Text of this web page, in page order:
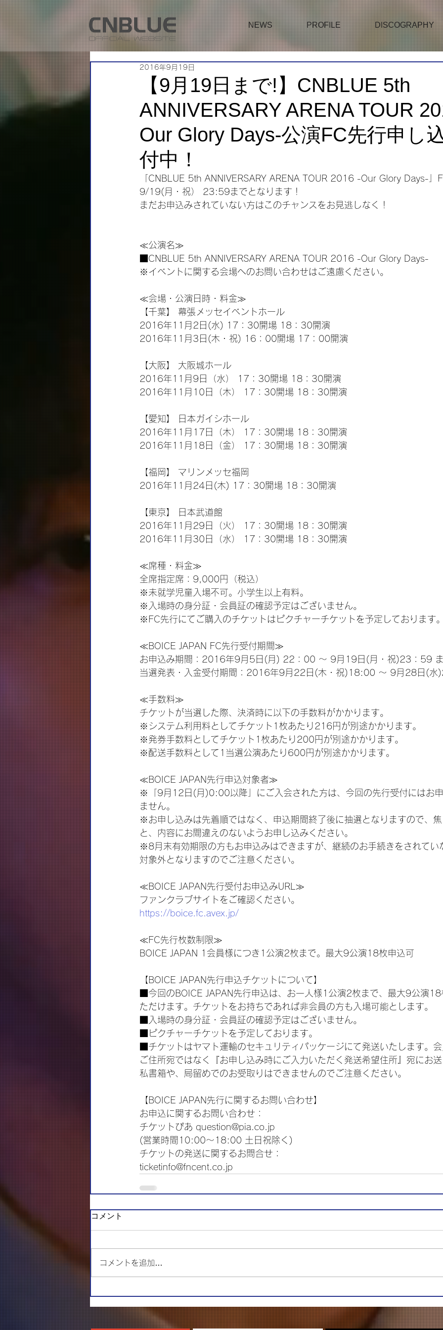
NEWS PROFILE DISCOGRAPHY
【9月19日まで!】CNBLUE 5th
ANNIVERSARY ARENA TOUR
Our Glory Days-公演FC先行申し
付中！
2016年9月19日
「CNBLUE 5th ANNIVERSARY ARENA TOUR 2016 -Our Glory Days-」
9/19(月・祝） 23:59までとなります！
まだお申込みされていない方はこのチャンスをお見逃しなく！
≪公演名≫
■CNBLUE 5th ANNIVERSARY ARENA TOUR 2016 -Our Glory Days-
※イベントに関する会場へのお問い合わせはご遠慮ください。
≪会場・公演日時・料金≫
【千葉】 幕張メッセイベントホール
2016年11月2日(水) 17：30開場 18：30開演
2016年11月3日(木・祝) 16：00開場 17：00開演
【大阪】 大阪城ホール
2016年11月9日（水） 17：30開場 18：30開演
2016年11月10日（木） 17：30開場 18：30開演
【愛知】 日本ガイシホール
2016年11月17日（木） 17：30開場 18：30開演
2016年11月18日（金） 17：30開場 18：30開演
【福岡】 マリンメッセ福岡
2016年11月24日(木) 17：30開場 18：30開演
【東京】 日本武道館
2016年11月29日（火） 17：30開場 18：30開演
2016年11月30日（水） 17：30開場 18：30開演
≪席種・料金≫
全席指定席：9,000円（税込）
※未就学児童入場不可。小学生以上有料。
※入場時の身分証・会員証の確認予定はございません。
※FC先行にてご購入のチケットはピクチャーチケットを予定しております
≪BOICE JAPAN FC先行受付期間≫
お申込み期間：2016年9月5日(月) 22：00 ～ 9月19日(月・祝)23：59
当選発表・入金受付期間：2016年9月22日(木・祝)18:00 ～ 9月28日(
≪手数料≫
チケットが当選した際、決済時に以下の手数料がかかります。
※システム利用料としてチケット1枚あたり216円が別途かかります。
※発券手数料としてチケット1枚あたり200円が別途かかります。
※配送手数料として1当選公演あたり600円が別途かかります。
≪BOICE JAPAN先行申込対象者≫
※「9月12日(月)0:00以降」にご入会された方は、今回の先行受付にはお
ません。
※お申し込みは先着順ではなく、申込期間終了後に抽選となりますので、
と、内容にお間違えのないようお申し込みください。
※8月末有効期限の方もお申込みはできますが、継続のお手続きをされてい
対象外となりますのでご注意ください。
≪BOICE JAPAN先行受付お申込みURL≫
ファンクラブサイトをご確認ください。
https://boice.fc.avex.jp/
≪FC先行枚数制限≫
BOICE JAPAN 1会員様につき1公演2枚まで。最大9公演18枚申込可
【BOICE JAPAN先行申込チケットについて】
■今回のBOICE JAPAN先行申込は、お一人様1公演2枚まで、最大9公演
ただけます。チケットをお持ちであれば非会員の方も入場可能とします。
■入場時の身分証・会員証の確認予定はございません。
■ピクチャーチケットを予定しております。
■チケットはヤマト運輸のセキュリティパッケージにて発送いたします。
ご住所宛ではなく『お申し込み時にご入力いただく発送希望住所』宛にお
私書箱や、局留めでのお受取りはできませんのでご注意ください。
【BOICE JAPAN先行に関するお問い合わせ】
お申込に関するお問い合わせ：
チケットぴあ question@pia.co.jp
(営業時間10:00～18:00 土日祝除く)
チケットの発送に関するお問合せ：
ticketinfo@fncent.co.jp
コメント
コメントを追加…